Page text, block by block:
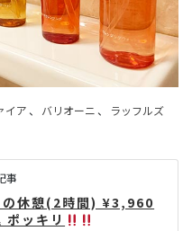
イア 、 バリオーニ 、 ラッフルズ
事
の休憩(2時間) ¥3,960
ポッキリ